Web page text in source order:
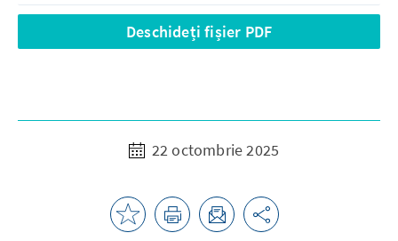
Deschideți fișier PDF
22 octombrie 2025